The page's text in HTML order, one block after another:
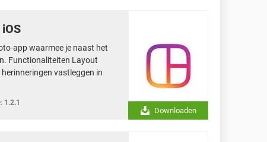
app waarmee je naast het
Functionaliteiten Layout
vastleggen in
1.2.1
Downloaden